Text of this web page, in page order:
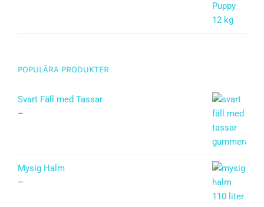
POPULÄRA PRODUKTER
Svart Fäll med Tassar
–
Mysig Halm
–